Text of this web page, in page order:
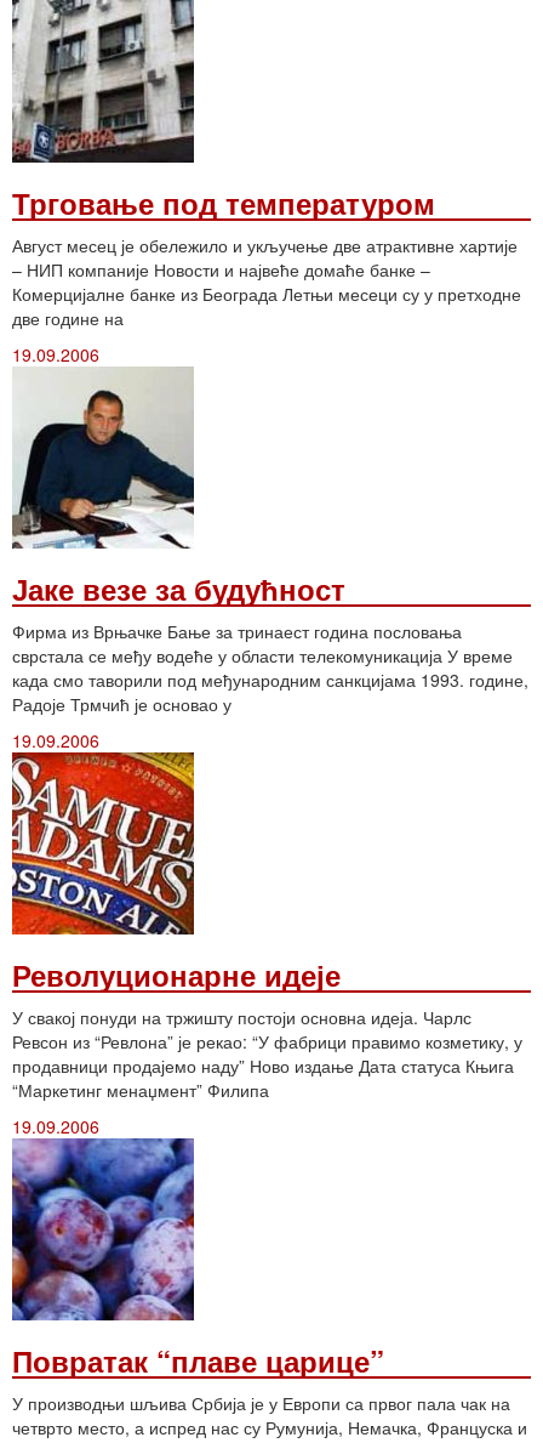
Трговање под температуром
Август месец је обележило и укључење две атрактивне хартије
– НИП компаније Новости и највеће домаће банке –
Комерцијалне банке из Београда Летњи месеци су у претходне
две године на
19.09.2006
Јаке везе за будућност
Фирма из Врњачке Бање за тринаест година пословања
сврстала се међу водеће у области телекомуникација У време
када смо таворили под међународним санкцијама 1993. године,
Радоје Трмчић је основао у
19.09.2006
Револуционарне идеје
У свакој понуди на тржишту постоји основна идеја. Чарлс
Ревсон из “Ревлона” је рекао: “У фабрици правимо козметику, у
продавници продајемо наду” Ново издање Дата статуса Књига
“Маркетинг менаџмент” Филипа
19.09.2006
Повратак “плаве царице”
У производњи шљива Србија је у Европи са првог пала чак на
четврто место, а испред нас су Румунија, Немачка, Француска и